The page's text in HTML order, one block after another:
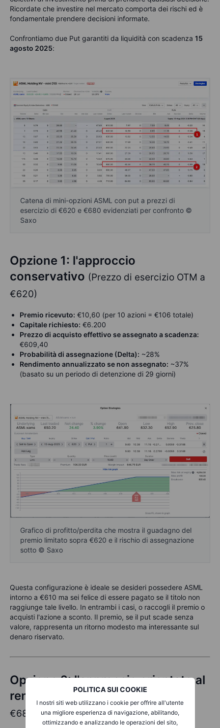
POLITICA SUI COOKIE
I nostri siti web utilizzano i cookie per offrire all'utente
una migliore esperienza di navigazione, abilitando,
ottimizzando e analizzando le operazioni del sito,
Ricordate che investire nel mercato comporta dei rischi ed è
fondamentale prendere decisioni informate.
Confrontiamo due Put garantiti da liquidità con scadenza 15
agosto 2025:
Catena di mini-opzioni ASML con put a prezzi di
esercizio di €620 e €680 evidenziati per confronto ©
Saxo
Opzione 1: l'approccio
conservativo (Prezzo di esercizio OTM a
€620)
Premio ricevuto: €10,60 (per 10 azioni = €106 totale)
Capitale richiesto: €6.200
Prezzo di acquisto effettivo se assegnato a scadenza:
€609,40
Probabilità di assegnazione (Delta): ~28%
Rendimento annualizzato se non assegnato: ~37%
(basato su un periodo di detenzione di 29 giorni)
Grafico di profitto/perdita che mostra il guadagno del
premio limitato sopra €620 e il rischio di assegnazione
sotto © Saxo
Questa configurazione è ideale se desideri possedere ASML
intorno a €610 ma sei felice di essere pagato se il titolo non
raggiunge tale livello. In entrambi i casi, o raccogli il premio o
acquisti l'azione a sconto. Il premio, se il put scade senza
valore, rappresenta un ritorno modesto ma interessante sul
denaro riservato.
Opzione 2: l'approccio orientato al
rendimento
€680)